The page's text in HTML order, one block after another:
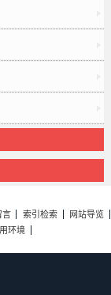
言 索引检索
网站导览
环境